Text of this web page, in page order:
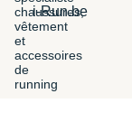
i-Run.be